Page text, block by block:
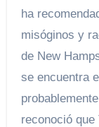
ha
misóginos y
de New
se encuentra
reconoció que